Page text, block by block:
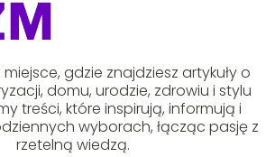
gdzie znajdziesz artykuły o
domu, urodzie, zdrowiu i stylu
treści, które inspirują, informują i
wyborach, łącząc pasję z
rzetelną wiedzą.